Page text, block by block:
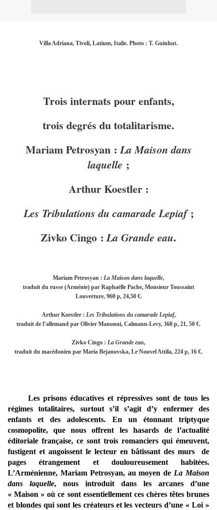
Villa Adriana, Tivoli, Latium, Italie. Photo : T. Guinhut.
Trois internats pour enfants,
trois degrés du totalitarisme.
Mariam Petrosyan :La Maison dans
laquelle ;
Arthur Koestler :
Les Tribulations du camarade Lepiaf;
Zivko Cingo :La Grande eau.
Mariam Petrosyan : La Maison dans laquelle,
traduit du russe (Arménie) par Raphaëlle Pache, Monsieur Toussaint
Louverture, 960 p, 24,50 €.
Arthur Koestler : Les Tribulations du camarade Lepiaf,
traduit de l’allemand par Olivier Manonni, Calmann-Levy, 368 p, 21, 50 €.
Zivko Cingo : La Grande eau,
traduit du macédonien par Maria Bejanovska, Le Nouvel Attila, 224 p, 16 €.
Les prisons éducatives et répressives sont de tous les
régimes totalitaires, surtout s’il s’agit d’y enfermer des
enfants et des adolescents. En un étonnant triptyque
cosmopolite, que nous offrent les hasards de l’actualité
éditoriale française, ce sont trois romanciers qui émeuvent,
fustigent et angoissent le lecteur en bâtissant des murs de
pages étrangement et douloureusement habitées.
L’Arménienne, Mariam Petrosyan, au moyen de La Maison
dans laquelle, nous introduit dans les arcanes d’une
« Maison » où ce sont essentiellement ces chères têtes brunes
et blondes qui sont les créateurs et les vecteurs d’une « Loi »